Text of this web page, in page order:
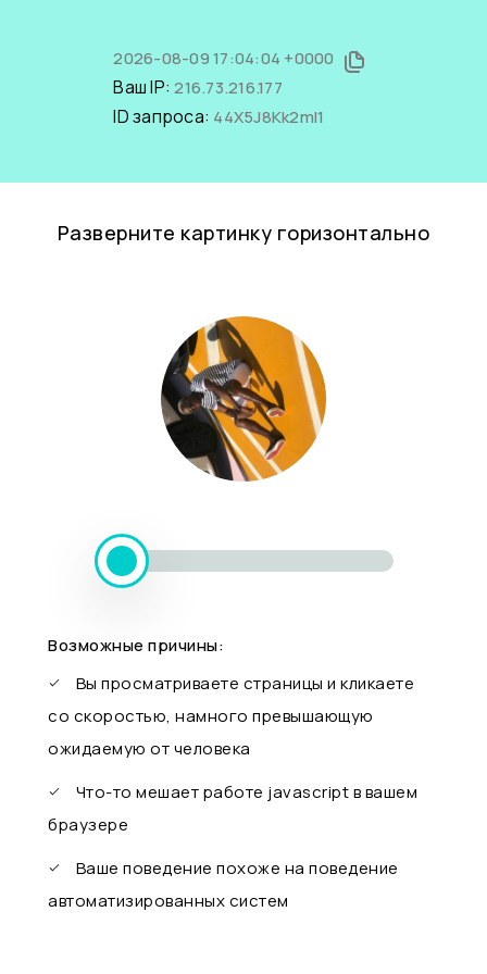
2026-08-09 17:04:04 +0000
Ваш IP:216.73.216.177
ID запроса: 44X5J8Kk2mI1
Разверните картинку горизонтально
Возможные причины:
Вы просматриваете страницы и кликаете
со скоростью, намного превышающую
ожидаемую от человека
Что-то мешает работе javascript в вашем
браузере
Ваше поведение похоже на поведение
автоматизированных систем